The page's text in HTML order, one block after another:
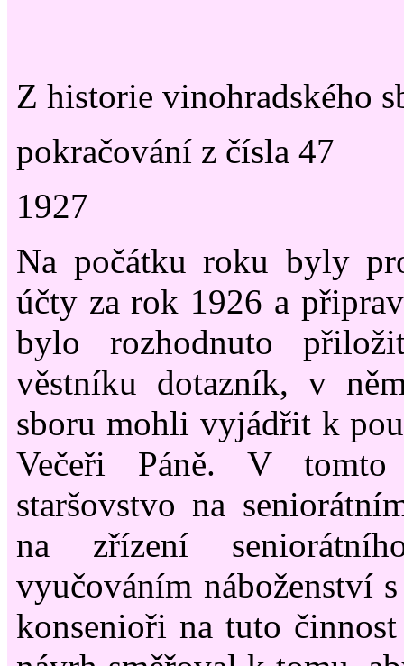
Z historie vinohradského
pokračování z čísla 47
1927
Na počátku roku byly
účty za rok 1926 a
bylo rozhodnuto
věstníku dotazník, v
sboru mohli vyjádřit k
Večeři Páně. V tomto
staršovstvo na
na zřízení
vyučováním náboženství
konsenioři na tuto